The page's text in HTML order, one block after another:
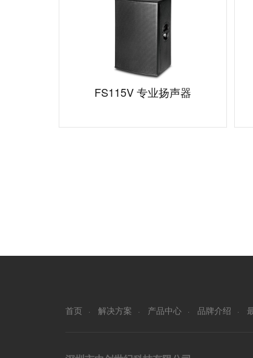
FS115V 专业扬声器
首页 · 解决方案 · 产品中心 · 品牌介绍 ·